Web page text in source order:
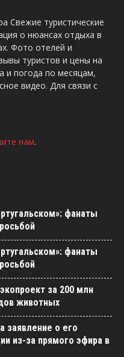
Свежие туристические
о нюансах отдыха в
Фото отелей и
туристов и цены на
и погода по месяцам,
видео. Для связи с
нам.
фанаты
фанаты
за 200 млн
животных
заявление о его
из-за прямого эфира в